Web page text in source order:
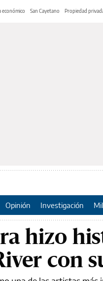
económico San Cayetano Propiedad
Opinión Investigación
hizo
con